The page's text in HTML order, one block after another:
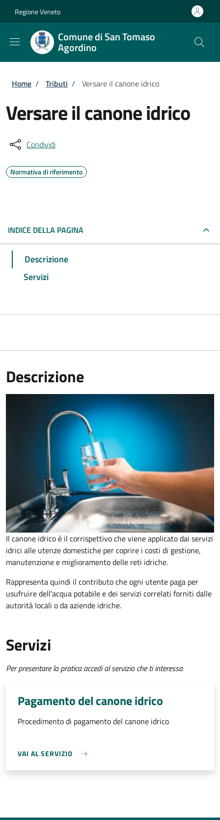
Regione Veneto
Comune di San Tomaso
Agordino
Briciole di pane
Home / Tributi / Versare il canone idrico
Versare il canone idrico
Condividi
Normativa di riferimento
INDICE DELLA PAGINA
Descrizione
Servizi
Descrizione
Il canone idrico è il corrispettivo che viene applicato dai servizi
idrici alle utenze domestiche per coprire i costi di gestione,
manutenzione e miglioramento delle reti idriche.
Rappresenta quindi il contributo che ogni utente paga per
usufruire dell'acqua potabile e dei servizi correlati forniti dalle
autorità locali o da aziende idriche.
Servizi
Per presentare la pratica accedi al servizio che ti interessa
Pagamento del canone idrico
Procedimento di pagamento del canone idrico
VAI AL SERVIZIO